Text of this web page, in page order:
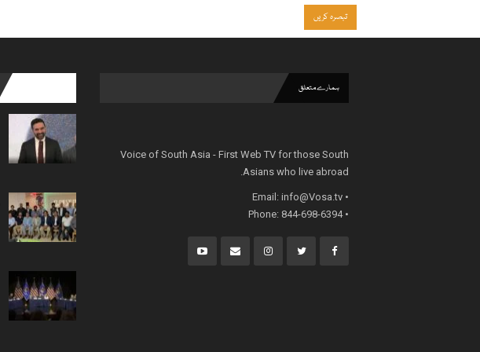
ہمارے متعلق
Voice of South Asia - First Web TV for those South
Asians who live abroad.
• Email:
info@Vosa.tv
• Phone: 844-698-6394